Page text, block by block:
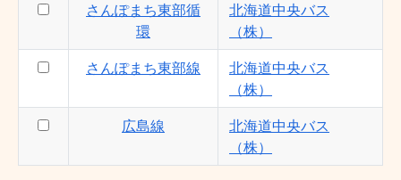
さんぽまち東部循
環
北海道中央バス
（株）
さんぽまち東部線
北海道中央バス
（株）
広島線
北海道中央バス
（株）